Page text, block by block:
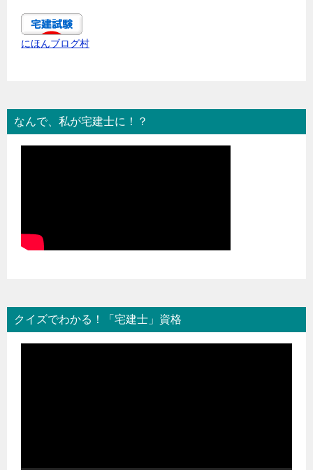
にほんブログ村
なんで、私が宅建士に！？
クイズでわかる！「宅建士」資格